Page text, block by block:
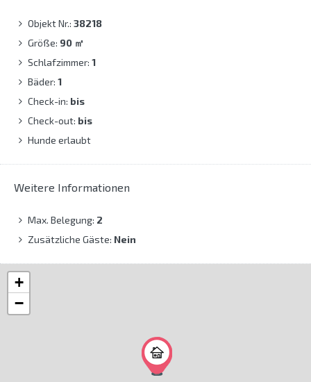
Objekt Nr.: 38218
Größe: 90 ㎡
Schlafzimmer: 1
Bäder: 1
Check-in: bis
Check-out: bis
Hunde erlaubt
Weitere Informationen
Max. Belegung: 2
Zusätzliche Gäste: Nein
+
−